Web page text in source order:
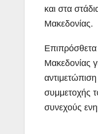
και στα
Μακεδονίας.
Επιπρόσθετα
Μακεδονίας
συμμετοχής
συνεχούς